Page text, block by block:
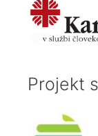
Projekt